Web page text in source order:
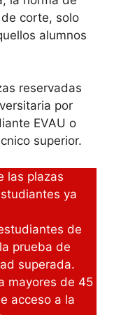
corte, solo
alumnos
reservadas
por
EVAU o
superior.
las plazas
ya
de
prueba de
superada.
mayores de 45
acceso a la